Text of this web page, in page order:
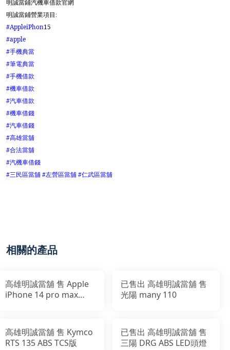
明誠當鋪汽機車借款官網
明誠當鋪營業項目 :
#AppleiPhon15
#apple
#手機典當
#筆電典當
#手機借款
#機車借款
#汽車借款
#機車借錢
#汽車借錢
#高雄當舖
#合法當舖
#汽機車借錢
#三民區當舖#左營區當舖#仁武區當舖
相關的產品
高雄明誠當舖 售 Apple
iPhone 14 pro max
已售出 高雄明誠當舖 售
光陽 many 110
高雄明誠當舖 售 Kymco
RTS 135 ABS TCS版
已售出 高雄明誠當舖 售
三陽 DRG ABS LED頭燈